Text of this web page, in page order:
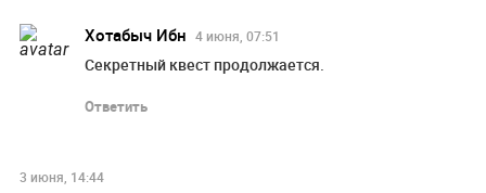
Хотабыч Ибн 4 июня, 07:51
Секретный квест продолжается.
Ответить
3 июня, 14:44